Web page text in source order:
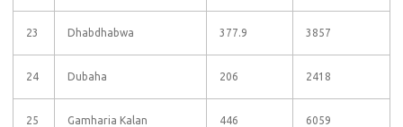
23 Dhabdhabwa 377.9 3857
24 Dubaha 206 2418
25 Gamharia Kalan 446 6059